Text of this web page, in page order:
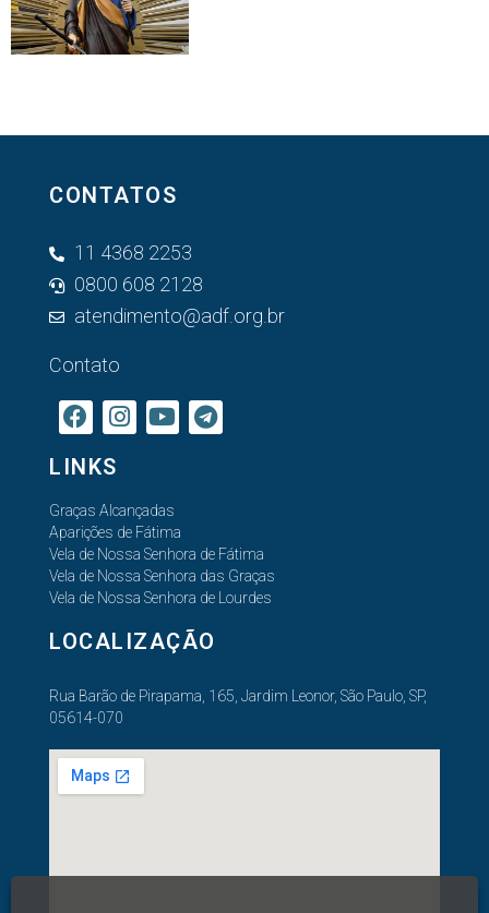
CONTATOS
11 4368 2253
0800 608 2128
atendimento@adf.org.br
Contato
LINKS
Graças Alcançadas
Aparições de Fátima
Vela de Nossa Senhora de Fátima
Vela de Nossa Senhora das Graças
Vela de Nossa Senhora de Lourdes
LOCALIZAÇÃO
Rua Barão de Pirapama, 165, Jardim Leonor, São Paulo, SP,
05614-070